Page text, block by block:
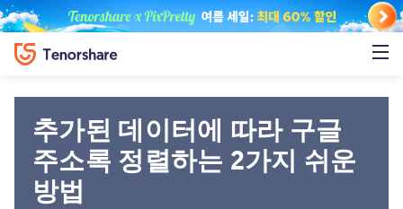
추가된 데이터에 따라 구글
주소록 정렬하는 2가지 쉬운
방법